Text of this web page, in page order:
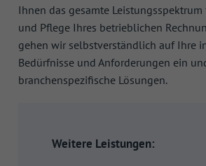
Ihnen das gesamte
und Pflege Ihres betrieblichen
gehen wir selbstverständlich auf Ihre
Bedürfnisse und Anforderungen ein
branchenspezifische Lösungen.
Weitere Leistungen: